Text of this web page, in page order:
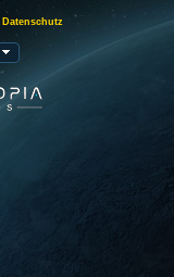
Datenschutz